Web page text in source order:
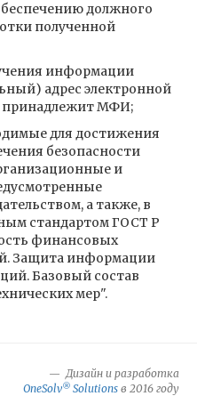
должного
полученной
информации
адрес электронной
принадлежит МФИ;
для достижения
безопасности
и
а также, в
стандартом ГОСТ Р
финансовых
Защита информации
Базовый состав
мер".
Дизайн и разработка
OneSolv® Solutions в 2016 году